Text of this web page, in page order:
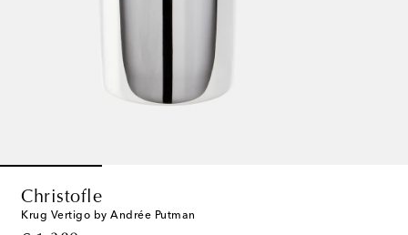
Christofle
Krug Vertigo by Andrée Putman